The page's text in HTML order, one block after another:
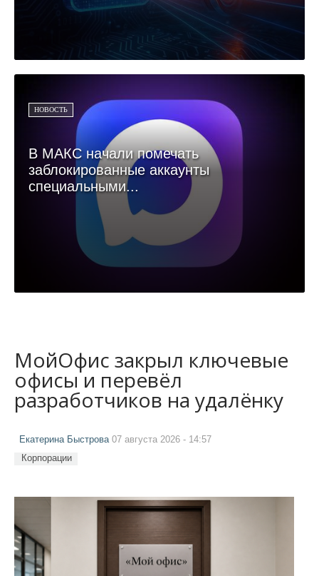
НОВОСТЬ
В МАКС начали помечать
заблокированные аккаунты
специальными...
МойОфис закрыл ключевые
офисы и перевёл
разработчиков на удалёнку
Екатерина Быстрова 07 августа 2026 - 14:57
Корпорации